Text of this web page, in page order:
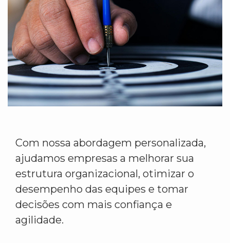
Com nossa abordagem personalizada,
ajudamos empresas a melhorar sua
estrutura organizacional, otimizar o
desempenho das equipes e tomar
decisões com mais confiança e
agilidade.